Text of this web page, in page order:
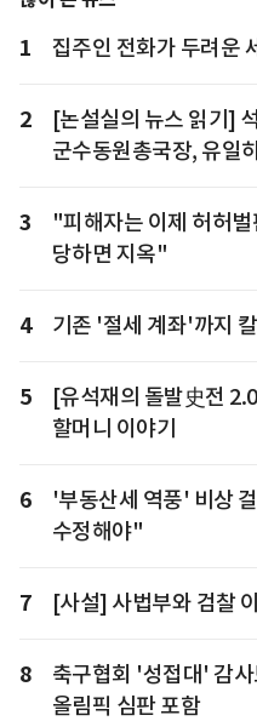
1 집주인 전화가 두려운
2
[논설실의 뉴스 읽기]
군수동원총국장, 유일
3
"피해자는 이제 허허
당하면 지옥"
4 기존 '절세 계좌'까지
5
[유석재의 돌발史전
할머니 이야기
6
'부동산세 역풍' 비상
수정해야"
7 [사설] 사법부와 검찰
8
축구협회 '성접대' 감
올림픽 심판 포함